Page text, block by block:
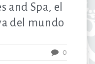
and Spa, el
del mundo
0